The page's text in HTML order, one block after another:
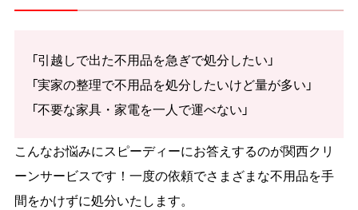
「引越しで出た不用品を急ぎで処分したい」
「実家の整理で不用品を処分したいけど量が多い」
「不要な家具・家電を一人で運べない」
こんなお悩みにスピーディーにお答えするのが関西クリ
ーンサービスです！一度の依頼でさまざまな不用品を手
間をかけずに処分いたします。